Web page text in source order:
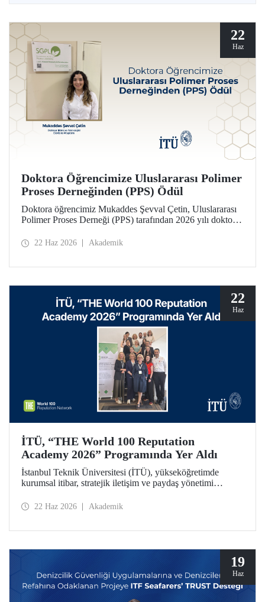
22
Haz
Doktora Öğrencimize Uluslararası Polimer
Proses Derneğinden (PPS) Ödül
Doktora öğrencimiz Mukaddes Şevval Çetin, Uluslararası
Polimer Proses Derneği (PPS) tarafından 2026 yılı doktora
ödülü İtalya’da düzenlenecek PPS-41 konferansında
22 Haz 2026 Akademik
22
Haz
İTÜ, “THE World 100 Reputation
Academy 2026” Programında Yer Aldı
İstanbul Teknik Üniversitesi (İTÜ), yükseköğretimde
kurumsal itibar, stratejik iletişim ve paydaş yönetimi
World 100 Reputation Network tarafından düzenlenen
22 Haz 2026 Akademik
19
Haz